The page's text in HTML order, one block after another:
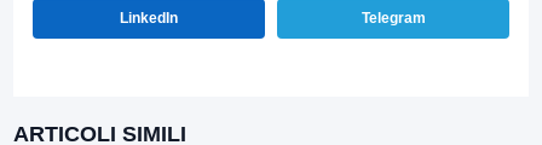
LinkedIn Telegram
ARTICOLI SIMILI